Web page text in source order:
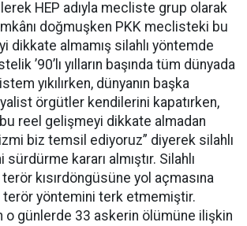
HEP adıyla mecliste grup olarak
doğmuşken PKK meclisteki bu
dikkate almamış silahlı yöntemde
’90’lı yılların başında tüm dünyada
yıkılırken, dünyanın başka
örgütler kendilerini kapatırken,
reel gelişmeyi dikkate almadan
biz temsil ediyoruz” diyerek silahlı
kararı almıştır. Silahlı
kısırdöngüsüne yol açmasına
terör yöntemini terk etmemiştir.
o günlerde 33 askerin ölümüne ilişkin